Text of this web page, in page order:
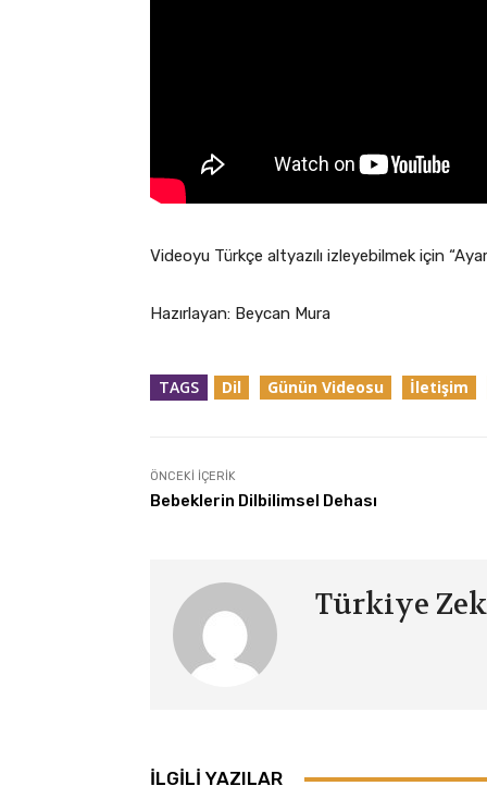
Videoyu Türkçe altyazılı izleyebilmek için
Hazırlayan: Beycan Mura
TAGS Dil Günün Videosu İletişim
ÖNCEKI İÇERIK
Bebeklerin Dilbilimsel Dehası
Türkiye
İLGILI YAZILAR